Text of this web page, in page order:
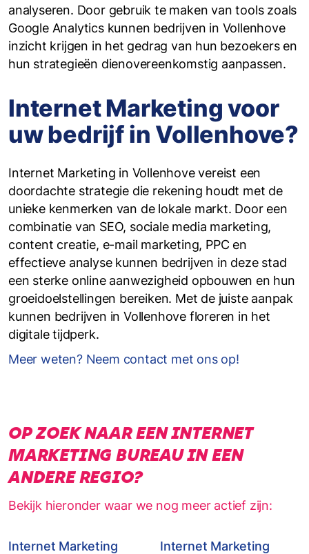
analyseren. Door gebruik te maken van tools zoals
Google Analytics kunnen bedrijven in Vollenhove
inzicht krijgen in het gedrag van hun bezoekers en
hun strategieën dienovereenkomstig aanpassen.
Internet Marketing voor
uw bedrijf in Vollenhove?
Internet Marketing in Vollenhove vereist een
doordachte strategie die rekening houdt met de
unieke kenmerken van de lokale markt. Door een
combinatie van SEO, sociale media marketing,
content creatie, e-mail marketing, PPC en
effectieve analyse kunnen bedrijven in deze stad
een sterke online aanwezigheid opbouwen en hun
groeidoelstellingen bereiken. Met de juiste aanpak
kunnen bedrijven in Vollenhove floreren in het
digitale tijdperk.
Meer weten? Neem contact met ons op!
OP ZOEK NAAR EEN INTERNET
MARKETING BUREAU IN EEN
ANDERE REGIO?
Bekijk hieronder waar we nog meer actief zijn:
Internet Marketing
Internet Marketing